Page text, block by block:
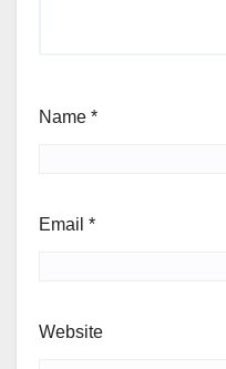
Name *
Email *
Website